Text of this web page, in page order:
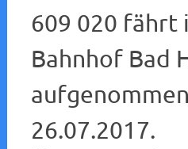
609 020 fährt
Bahnhof Bad
26.07.2017.